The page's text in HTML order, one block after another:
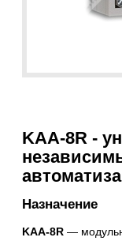
KAA-8R -
Назначение
KAA-8R —